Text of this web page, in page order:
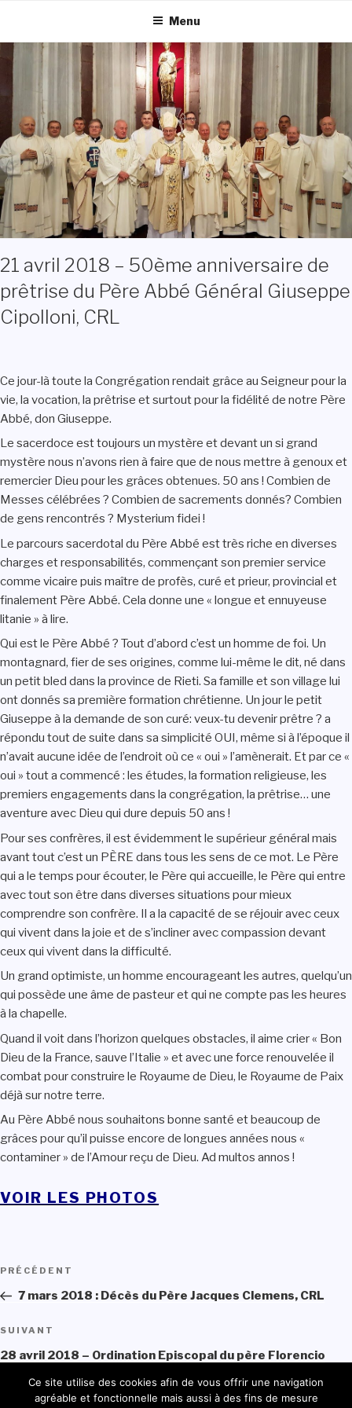
contenu
principal
Menu
21 avril 2018 – 50ème anniversaire de
prêtrise du Père Abbé Général Giuseppe
Cipolloni, CRL
Ce jour-là toute la Congrégation rendait grâce au Seigneur pour la
vie, la vocation, la prêtrise et surtout pour la fidélité de notre Père
Abbé, don Giuseppe.
Le sacerdoce est toujours un mystère et devant un si grand
mystère nous n’avons rien à faire que de nous mettre à genoux et
remercier Dieu pour les grâces obtenues. 50 ans ! Combien de
Messes célébrées ? Combien de sacrements donnés? Combien
de gens rencontrés ? Mysterium fidei !
Le parcours sacerdotal du Père Abbé est très riche en diverses
charges et responsabilités, commençant son premier service
comme vicaire puis maître de profès, curé et prieur, provincial et
finalement Père Abbé. Cela donne une « longue et ennuyeuse
litanie » à lire.
Qui est le Père Abbé ? Tout d’abord c’est un homme de foi. Un
montagnard, fier de ses origines, comme lui-même le dit, né dans
un petit bled dans la province de Rieti. Sa famille et son village lui
ont donnés sa première formation chrétienne. Un jour le petit
Giuseppe à la demande de son curé: veux-tu devenir prêtre ? a
répondu tout de suite dans sa simplicité OUI, même si à l’époque il
n’avait aucune idée de l’endroit où ce « oui » l’amènerait. Et par ce «
oui » tout a commencé : les études, la formation religieuse, les
premiers engagements dans la congrégation, la prêtrise… une
aventure avec Dieu qui dure depuis 50 ans !
Pour ses confrères, il est évidemment le supérieur général mais
avant tout c’est un PÈRE dans tous les sens de ce mot. Le Père
qui a le temps pour écouter, le Père qui accueille, le Père qui entre
avec tout son être dans diverses situations pour mieux
comprendre son confrère. Il a la capacité de se réjouir avec ceux
qui vivent dans la joie et de s’incliner avec compassion devant
ceux qui vivent dans la difficulté.
Un grand optimiste, un homme encourageant les autres, quelqu’un
qui possède une âme de pasteur et qui ne compte pas les heures
à la chapelle.
Quand il voit dans l’horizon quelques obstacles, il aime crier « Bon
Dieu de la France, sauve l’Italie » et avec une force renouvelée il
combat pour construire le Royaume de Dieu, le Royaume de Paix
déjà sur notre terre.
Au Père Abbé nous souhaitons bonne santé et beaucoup de
grâces pour qu’il puisse encore de longues années nous «
contaminer » de l’Amour reçu de Dieu. Ad multos annos !
VOIR LES PHOTOS
Navigation
l’article
Article
précédent
PRÉCÉDENT
7 mars 2018 : Décès du Père Jacques Clemens, CRL
Article
suivant
SUIVANT
28 avril 2018 – Ordination Episcopal du père Florencio
Ce site utilise des cookies afin de vous offrir une navigation
agréable et fonctionnelle mais aussi à des fins de mesure